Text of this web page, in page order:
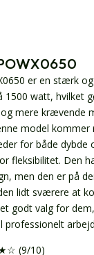
er en stærk
1500 watt, hvilket
mere krævende
model kommer
for både dybde
fleksibilitet. Den
men den er på
lidt sværere at
godt valg for
professionelt
(9/10)